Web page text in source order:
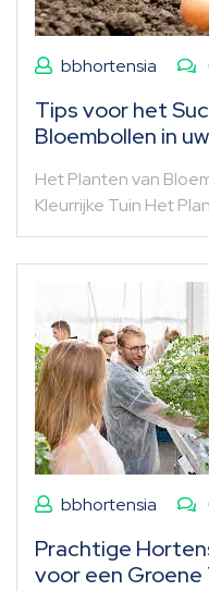
bbhortensia
Tips voor het
Bloembollen in
Het Planten van
Kleurrijke Tuin Het
bbhortensia
Prachtige
voor een